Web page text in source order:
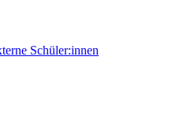
Schüler:innen